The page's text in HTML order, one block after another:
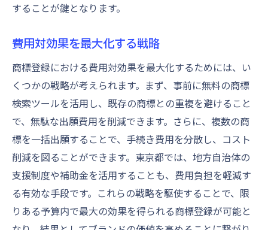
することが鍵となります。
費用対効果を最大化する戦略
商標登録における費用対効果を最大化するためには、い
くつかの戦略が考えられます。まず、事前に無料の商標
検索ツールを活用し、既存の商標との重複を避けること
で、無駄な出願費用を削減できます。さらに、複数の商
標を一括出願することで、手続き費用を分散し、コスト
削減を図ることができます。東京都では、地方自治体の
支援制度や補助金を活用することも、費用負担を軽減す
る有効な手段です。これらの戦略を駆使することで、限
りある予算内で最大の効果を得られる商標登録が可能と